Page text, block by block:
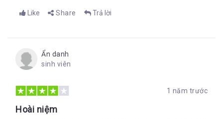
Like Share Trả lời
Ẩn danh
sinh viên
1 năm trước
Hoài niệm